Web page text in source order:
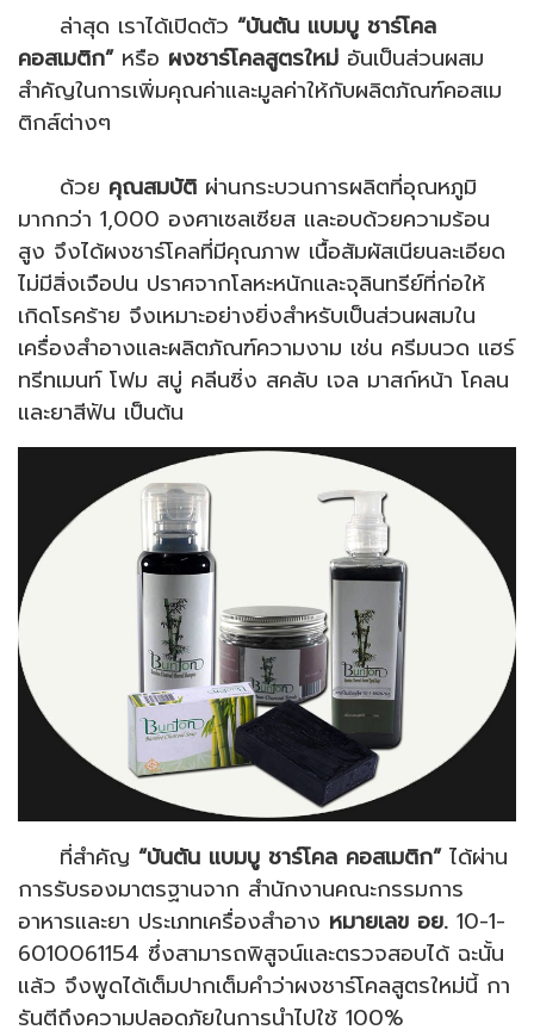
ล่าสุด เราได้เปิดตัว “บันตัน แบมบู ชาร์โคล
คอสเมติก”หรือ ผงชาร์โคลสูตรใหม่ อันเป็นส่วนผสม
สำคัญในการเพิ่มคุณค่าและมูลค่าให้กับผลิตภัณฑ์คอสเม
ติกส์ต่างๆ
ด้วย คุณสมบัติ ผ่านกระบวนการผลิตที่อุณหภูมิ
มากกว่า 1,000 องศาเซลเซียส และอบด้วยความร้อน
สูง จึงได้ผงชาร์โคลที่มีคุณภาพ เนื้อสัมผัสเนียนละเอียด
ไม่มีสิ่งเจือปน ปราศจากโลหะหนักและจุลินทรีย์ที่ก่อให้
เกิดโรคร้าย จึงเหมาะอย่างยิ่งสำหรับเป็นส่วนผสมใน
เครื่องสำอางและผลิตภัณฑ์ความงาม เช่น ครีมนวด แฮร์
ทรีทเมนท์ โฟม สบู่ คลีนซิ่ง สคลับ เจล มาสก์หน้า โคลน
และยาสีฟัน เป็นต้น
ที่สำคัญ “บันตัน แบมบู ชาร์โคล คอสเมติก”ได้ผ่าน
การรับรองมาตรฐานจาก สำนักงานคณะกรรมการ
อาหารและยา ประเภทเครื่องสำอาง หมายเลข อย. 10-1-
6010061154 ซึ่งสามารถพิสูจน์และตรวจสอบได้ ฉะนั้น
แล้ว จึงพูดได้เต็มปากเต็มคำว่าผงชาร์โคลสูตรใหม่นี้ กา
รันตีถึงความปลอดภัยในการนำไปใช้ 100%